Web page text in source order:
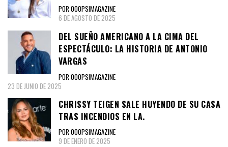
POR OOOPS!MAGAZINE
6 DE AGOSTO DE 2025
DEL SUEÑO AMERICANO A LA CIMA DEL
ESPECTÁCULO: LA HISTORIA DE ANTONIO
VARGAS
POR OOOPS!MAGAZINE
23 DE JUNIO DE 2025
CHRISSY TEIGEN SALE HUYENDO DE SU CASA
TRAS INCENDIOS EN LA.
POR OOOPS!MAGAZINE
9 DE ENERO DE 2025